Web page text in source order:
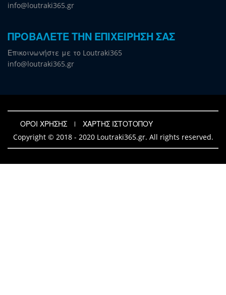
info@loutraki365.gr
ΠΡΟΒΑΛΕΤΕ ΤΗΝ ΕΠΙΧΕΙΡΗΣΗ ΣΑΣ
Επικοινωνήστε με το Loutraki365
info@loutraki365.gr
ΟΡΟΙ ΧΡΗΣΗΣ
ΧΑΡΤΗΣ ΙΣΤΟΤΟΠΟΥ
Copyright © 2018 - 2020 Loutraki365.gr. All rights reserved.